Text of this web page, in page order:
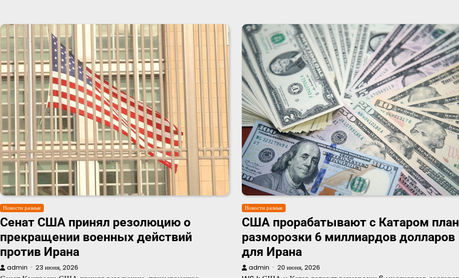
Новости разные
Сенат США принял резолюцию о
прекращении военных действий
против Ирана
admin 23 июня, 2026
Новости разные
США прорабатывают с Катаром план
разморозки 6 миллиардов долларов
для Ирана
admin 20 июня, 2026